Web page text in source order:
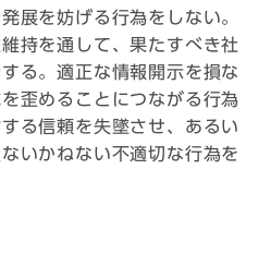
展を妨げる行為をしない。
持を通して、果たすべき社
る。適正な情報開示を損な
歪めることにつながる行為
る信頼を失墜させ、あるい
いかねない不適切な行為を